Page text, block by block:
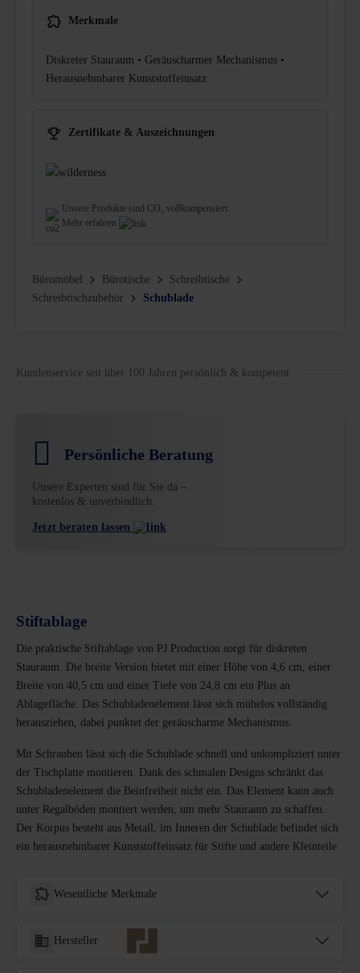
Merkmale
Diskreter Stauraum • Geräuscharmer Mechanismus •
Herausnehmbarer Kunststoffeinsatz
Zertifikate & Auszeichnungen
Unsere Produkte sind CO₂ vollkompensiert.
Mehr erfahren
Büromöbel Bürotische
Schreibtische
Schreibtischzubehör
Schublade
Kundenservice seit über 100 Jahren persönlich & kompetent
Persönliche Beratung
Unsere Experten sind für Sie da –
kostenlos & unverbindlich.
Jetzt beraten lassen
Stiftablage
Die praktische Stiftablage von PJ Production sorgt für diskreten
Stauraum. Die breite Version bietet mit einer Höhe von 4,6 cm, einer
Breite von 40,5 cm und einer Tiefe von 24,8 cm ein Plus an
Ablagefläche. Das Schubladenelement lässt sich mühelos vollständig
herausziehen, dabei punktet der geräuscharme Mechanismus.
Mit Schrauben lässt sich die Schublade schnell und unkompliziert unter
der Tischplatte montieren. Dank des schmalen Designs schränkt das
Schubladenelement die Beinfreiheit nicht ein. Das Element kann auch
unter Regalböden montiert werden, um mehr Stauraum zu schaffen.
Der Korpus besteht aus Metall, im Inneren der Schublade befindet sich
ein herausnehmbarer Kunststoffeinsatz für Stifte und andere Kleinteile.
Wesentliche Merkmale
Hersteller